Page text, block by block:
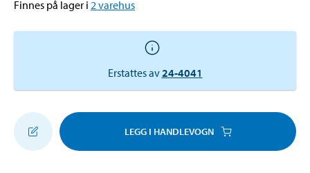
Finnes på lager i 2 varehus
Erstattes av24-4041
LEGG I HANDLEVOGN